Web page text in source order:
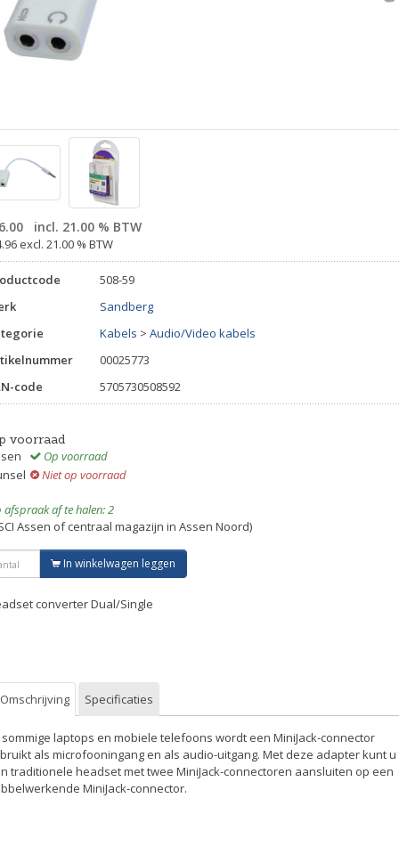
incl. 21.00 % BTW
excl. 21.00 % BTW
508-59
Sandberg
Kabels > Audio/Video kabels
00025773
code
5705730508592
voorraad
Op voorraad
Niet op voorraad
afspraak af te halen: 2
Assen of centraal magazijn in Assen Noord)
In winkelwagen leggen
converter Dual/Single
Omschrijving Specificaties
sommige laptops en mobiele telefoons wordt een MiniJack-connector
als microfooningang en als audio-uitgang. Met deze adapter kunt u
traditionele headset met twee MiniJack-connectoren aansluiten op een
MiniJack-connector.